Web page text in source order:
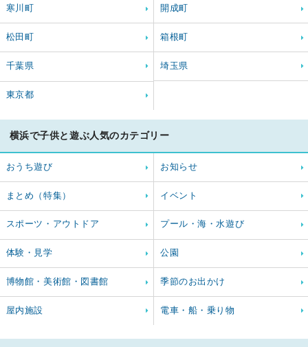
寒川町 開成町
松田町 箱根町
千葉県 埼玉県
東京都
横浜で子供と遊ぶ人気のカテゴリー
おうち遊び お知らせ
まとめ（特集） イベント
スポーツ・アウトドア プール・海・水遊び
体験・見学 公園
博物館・美術館・図書館 季節のお出かけ
屋内施設 電車・船・乗り物